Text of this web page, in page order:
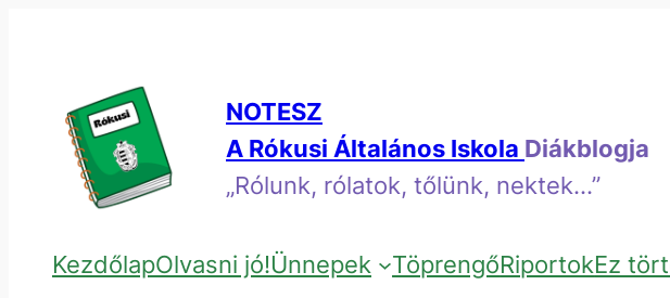
NOTESZ
A Rókusi Általános Iskola Diákblogja
„Rólunk, rólatok, tőlünk, nektek…”
KezdőlapOlvasni jó!Ünnepek TöprengőRiportokEz